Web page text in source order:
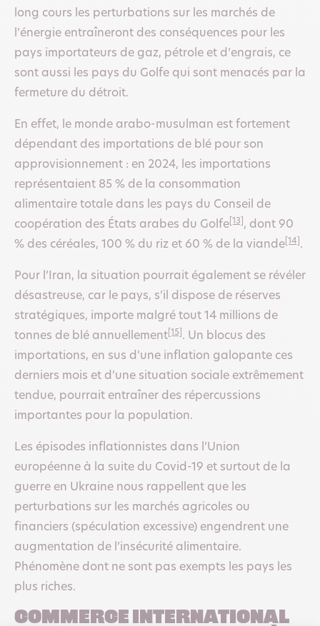
long cours les perturbations sur les marchés de
l’énergie entraîneront des conséquences pour les
pays importateurs de gaz, pétrole et d’engrais, ce
sont aussi les pays du Golfe qui sont menacés par la
fermeture du détroit.
En effet, le monde arabo-musulman est fortement
dépendant des importations de blé pour son
approvisionnement : en 2024, les importations
représentaient 85 % de la consommation
alimentaire totale dans les pays du Conseil de
coopération des États arabes du Golfe [13] , dont 90
% des céréales, 100 % du riz et 60 % de la viande [14] .
Pour l’Iran, la situation pourrait également se révéler
désastreuse, car le pays, s’il dispose de réserves
stratégiques, importe malgré tout 14 millions de
tonnes de blé annuellement [15] . Un blocus des
importations, en sus d’une inflation galopante ces
derniers mois et d’une situation sociale extrêmement
tendue, pourrait entraîner des répercussions
importantes pour la population.
Les épisodes inflationnistes dans l’Union
européenne à la suite du Covid-19 et surtout de la
guerre en Ukraine nous rappellent que les
perturbations sur les marchés agricoles ou
financiers (spéculation excessive) engendrent une
augmentation de l’insécurité alimentaire.
Phénomène dont ne sont pas exempts les pays les
plus riches.
Commerce international